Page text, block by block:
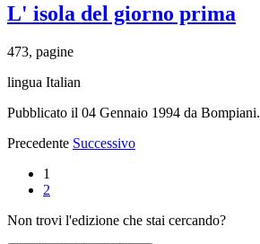
L' isola del giorno prima
473, pagine
lingua Italian
Pubblicato il 04 Gennaio 1994 da Bompiani.
Precedente Successivo
1
2
Non trovi l'edizione che stai cercando?